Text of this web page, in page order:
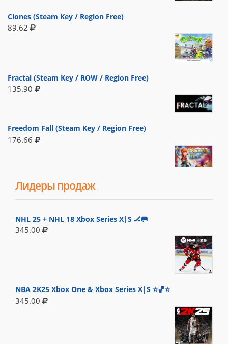
Clones (Steam Key / Region Free)
89.62
Fractal (Steam Key / ROW / Region Free)
135.90
Freedom Fall (Steam Key / Region Free)
176.66
Лидеры продаж
NHL 25 + NHL 18 Xbox Series X|S 🏒🥅
345.00
NBA 2K25 Xbox One & Xbox Series X|S ⭐🏀⭐
345.00